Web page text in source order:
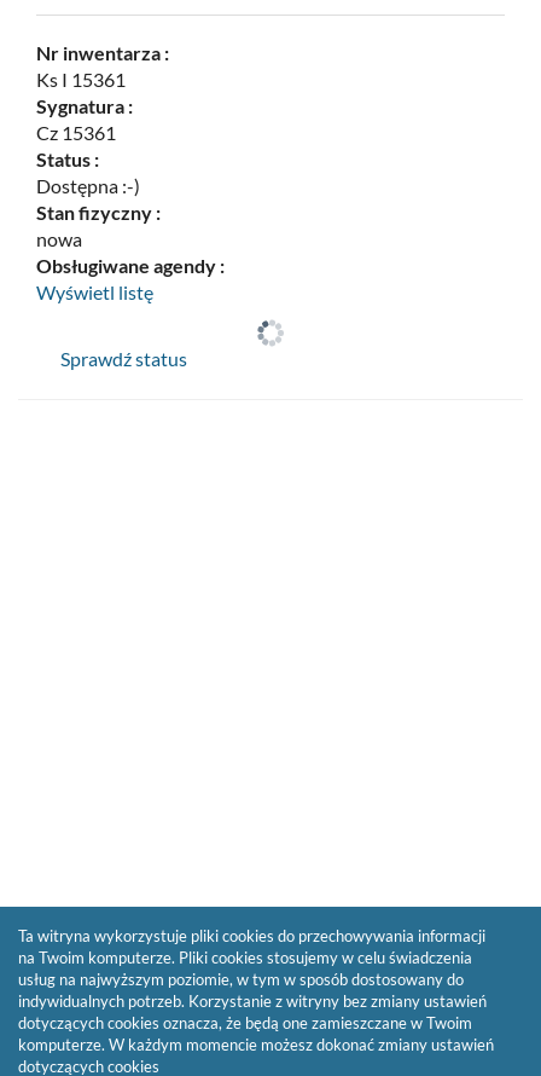
Nr inwentarza :
Ks I 15361
Sygnatura :
Cz 15361
Status :
Dostępna :-)
Stan fizyczny :
nowa
Obsługiwane agendy :
Wyświetl listę
Sprawdź status
Ta witryna wykorzystuje pliki cookies do przechowywania informacji
na Twoim komputerze. Pliki cookies stosujemy w celu świadczenia
usług na najwyższym poziomie, w tym w sposób dostosowany do
indywidualnych potrzeb. Korzystanie z witryny bez zmiany ustawień
dotyczących cookies oznacza, że będą one zamieszczane w Twoim
komputerze. W każdym momencie możesz dokonać zmiany ustawień
dotyczących cookies